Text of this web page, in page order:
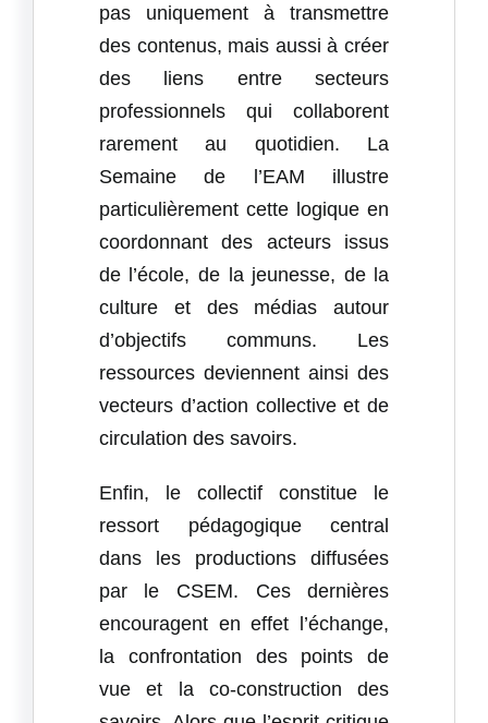
pas uniquement à transmettre
des contenus, mais aussi à créer
des liens entre secteurs
professionnels qui collaborent
rarement au quotidien. La
Semaine de l’EAM illustre
particulièrement cette logique en
coordonnant des acteurs issus
de l’école, de la jeunesse, de la
culture et des médias autour
d’objectifs communs. Les
ressources deviennent ainsi des
vecteurs d’action collective et de
circulation des savoirs.
Enfin, le collectif constitue le
ressort pédagogique central
dans les productions diffusées
par le CSEM. Ces dernières
encouragent en effet l’échange,
la confrontation des points de
vue et la co-construction des